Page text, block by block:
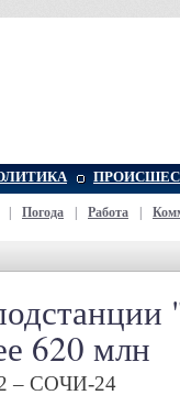
Погода Работа
620 млн
– СОЧИ-24